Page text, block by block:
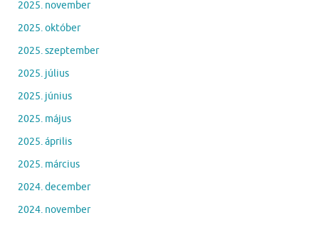
2025. november
2025. október
2025. szeptember
2025. július
2025. június
2025. május
2025. április
2025. március
2024. december
2024. november